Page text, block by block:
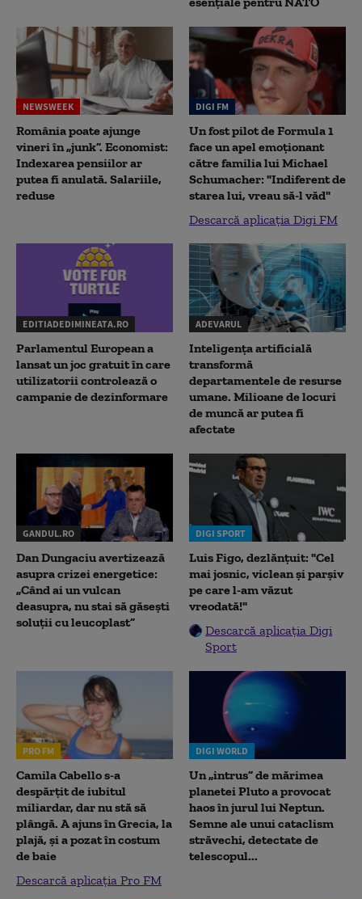
NEWSWEEK
România poate ajunge
vineri în „junk”. Economist:
Indexarea pensiilor ar
putea fi anulată. Salariile,
reduse
DIGI FM
Un fost pilot de Formula 1
face un apel emoționant
către familia lui Michael
Schumacher: "Indiferent de
starea lui, vreau să-l văd"
Descarcă aplicația Digi FM
EDITIADEDIMINEATA.RO
Parlamentul European a
lansat un joc gratuit în care
utilizatorii controlează o
campanie de dezinformare
ADEVARUL
Inteligența artificială
transformă
departamentele de resurse
umane. Milioane de locuri
de muncă ar putea fi
afectate
GANDUL.RO
Dan Dungaciu avertizează
asupra crizei energetice:
„Când ai un vulcan
deasupra, nu stai să găsești
soluții cu leucoplast”
DIGI SPORT
Luis Figo, dezlănțuit: "Cel
mai josnic, viclean și parșiv
pe care l-am văzut
vreodată!"
Descarcă aplicația Digi
Sport
PRO FM
Camila Cabello s-a
despărțit de iubitul
miliardar, dar nu stă să
plângă. A ajuns în Grecia, la
plajă, și a pozat în costum
de baie
Descarcă aplicația Pro FM
DIGI WORLD
Un „intrus” de mărimea
planetei Pluto a provocat
haos în jurul lui Neptun.
Semne ale unui cataclism
străvechi, detectate de
telescopul...